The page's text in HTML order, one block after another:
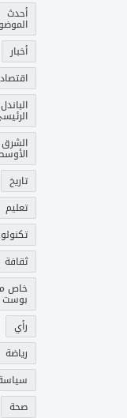
أحدث
أخبار
اقتصاد
الباندل
الشرق
تاريخ
تعليم
ثقافة
خاص
بوست
رأي
رياضة
صحة